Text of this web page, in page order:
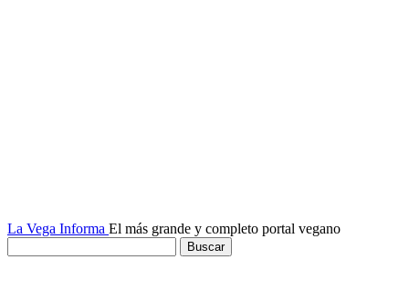
La Vega Informa El más grande y completo portal vegano